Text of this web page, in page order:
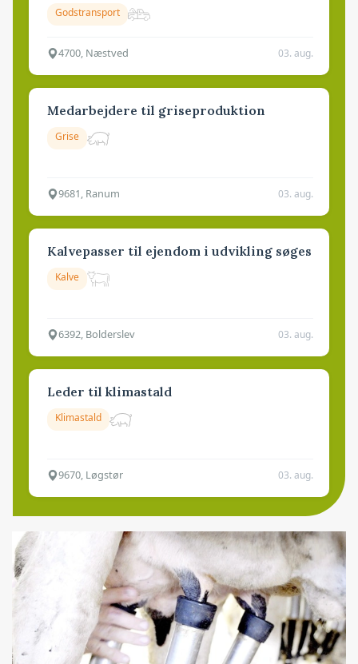
Godstransport
4700, Næstved 03. aug.
Medarbejdere til griseproduktion
Grise
9681, Ranum 03. aug.
Kalvepasser til ejendom i udvikling søges
Kalve
6392, Bolderslev 03. aug.
Leder til klimastald
Klimastald
9670, Løgstør 03. aug.